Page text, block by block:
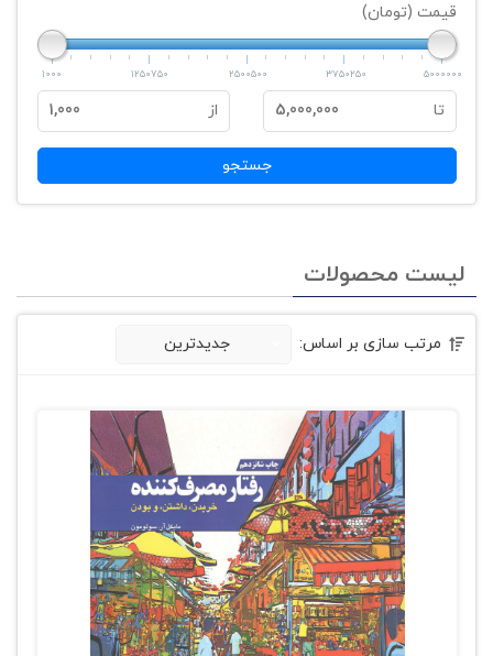
قیمت (تومان)
1000 1250750 2500500 3750250 5000000
تا 5,000,000 از 1,000
جستجو
لیست محصولات
مرتب سازی بر اساس: جدیدترین